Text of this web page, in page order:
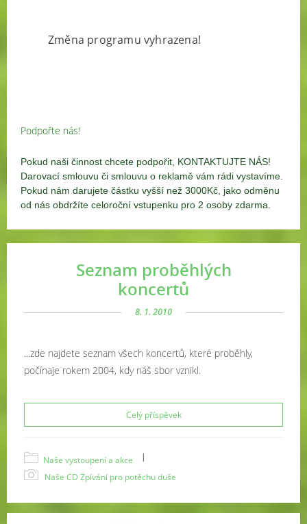
Změna programu vyhrazena!
Podpořte nás!
Pokud naši činnost chcete podpořit, KONTAKTUJTE NÁS!
Darovací smlouvu či smlouvu o reklamě vám rádi vystavíme.
Pokud nám darujete částku vyšší než 3000Kč, jako odměnu
od nás obdržíte celoroční vstupenku pro 2 osoby zdarma.
Seznam proběhlých
koncertů
8. 1. 2010
...zde najdete seznam všech koncertů, které proběhly,
počínaje rokem 2004, kdy náš sbor vznikl.
Celý příspěvek
Naše vystoupení a akce
|
Naše CD Zpívání pro potěchu duše